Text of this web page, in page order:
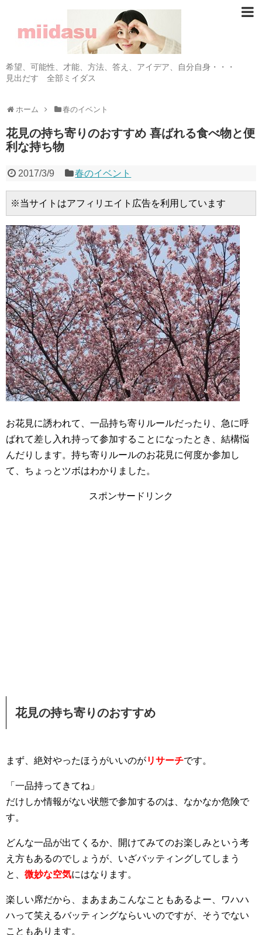
希望、可能性、才能、方法、答え、アイデア、自分自身・・・
見出だす 全部ミイダス
ホーム 春のイベント
花見の持ち寄りのおすすめ 喜ばれる食べ物と便
利な持ち物
2017/3/9 春のイベント
※当サイトはアフィリエイト広告を利用しています
お花見に誘われて、一品持ち寄りルールだったり、急に呼
ばれて差し入れ持って参加することになったとき、結構悩
んだりします。持ち寄りルールのお花見に何度か参加し
て、ちょっとツボはわかりました。
スポンサードリンク
花見の持ち寄りのおすすめ
まず、絶対やったほうがいいのがリサーチです。
「一品持ってきてね」
だけしか情報がない状態で参加するのは、なかなか危険で
す。
どんな一品が出てくるか、開けてみてのお楽しみという考
え方もあるのでしょうが、いざバッティングしてしまう
と、 微妙な空気にはなります。
楽しい席だから、まあまあこんなこともあるよー、ワハハ
ハって笑えるバッティングならいいのですが、そうでない
こともあります。